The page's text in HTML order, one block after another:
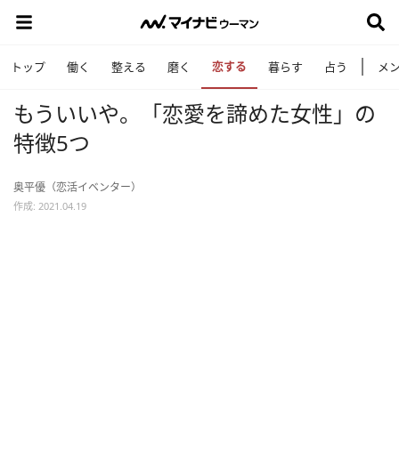
トップ 働く 整える 磨く 恋する 暮らす 占う メ
もういいや。「恋愛を諦めた女性」の
特徴5つ
奥平優（恋活イベンター）
作成: 2021.04.19